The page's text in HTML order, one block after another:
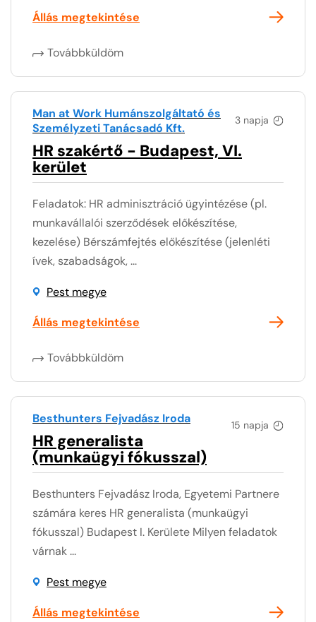
Állás megtekintése
Továbbküldöm
3 napja
Man at Work Humánszolgáltató és
Személyzeti Tanácsadó Kft.
HR szakértő - Budapest, VI.
kerület
Feladatok: HR adminisztráció ügyintézése (pl.
munkavállalói szerződések előkészítése,
kezelése) Bérszámfejtés előkészítése (jelenléti
ívek, szabadságok, ...
Pest megye
Állás megtekintése
Továbbküldöm
15 napja
Besthunters Fejvadász Iroda
HR generalista
(munkaügyi fókusszal)
Besthunters Fejvadász Iroda, Egyetemi Partnere
számára keres HR generalista (munkaügyi
fókusszal) Budapest I. Kerülete Milyen feladatok
várnak ...
Pest megye
Állás megtekintése